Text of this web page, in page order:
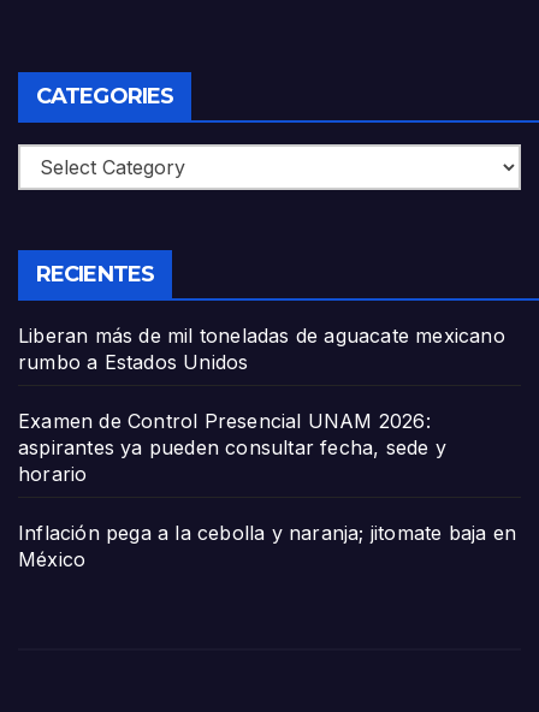
CATEGORIES
Categories
RECIENTES
Liberan más de mil toneladas de aguacate mexicano
rumbo a Estados Unidos
Examen de Control Presencial UNAM 2026:
aspirantes ya pueden consultar fecha, sede y
horario
Inflación pega a la cebolla y naranja; jitomate baja en
México